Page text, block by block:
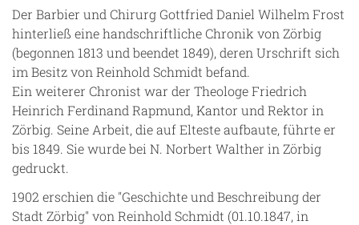
Der Barbier und Chirurg Gottfried Daniel Wilhelm Frost
hinterließ eine handschriftliche Chronik von Zörbig
(begonnen 1813 und beendet 1849), deren Urschrift sich
im Besitz von Reinhold Schmidt befand.
Ein weiterer Chronist war der Theologe Friedrich
Heinrich Ferdinand Rapmund, Kantor und Rektor in
Zörbig. Seine Arbeit, die auf Elteste aufbaute, führte er
bis 1849. Sie wurde bei N. Norbert Walther in Zörbig
gedruckt.
1902 erschien die "Geschichte und Beschreibung der
Stadt Zörbig" von Reinhold Schmidt (01.10.1847, in